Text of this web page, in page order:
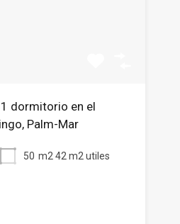
dormitorio en el
Palm-Mar
50 m2 42 m2 utiles